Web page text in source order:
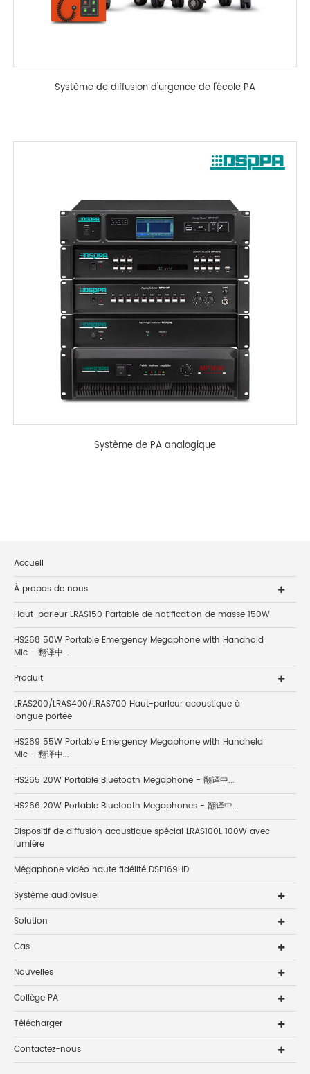
Système de diffusion d'urgence de l'école PA
Système de PA analogique
Accueil
À propos de nous
Haut-parleur LRAS150 Partable de notification de masse 150W
HS268 50W Portable Emergency Megaphone with Handhold
Mic - 翻译中...
Produit
LRAS200/LRAS400/LRAS700 Haut-parleur acoustique à
longue portée
HS269 55W Portable Emergency Megaphone with Handheld
Mic - 翻译中...
HS265 20W Portable Bluetooth Megaphone - 翻译中...
HS266 20W Portable Bluetooth Megaphones - 翻译中...
Dispositif de diffusion acoustique spécial LRAS100L 100W avec
lumière
Mégaphone vidéo haute fidélité DSP169HD
Système audiovisuel
Solution
Cas
Nouvelles
Collège PA
Télécharger
Contactez-nous